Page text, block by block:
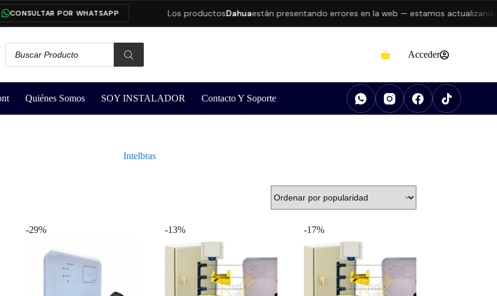
CONSULTAR POR WHATSAPP Los productosDahuaestán presentando errores en la web — estamos actualizando
Acceder
Quiénes Somos SOY INSTALADOR Contacto Y Soporte
Intelbras
-29% -13% -17%